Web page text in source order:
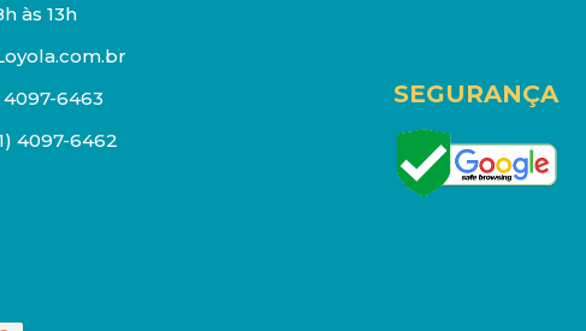
às 13h
4097-6463
4097-6462
SEGURANÇA